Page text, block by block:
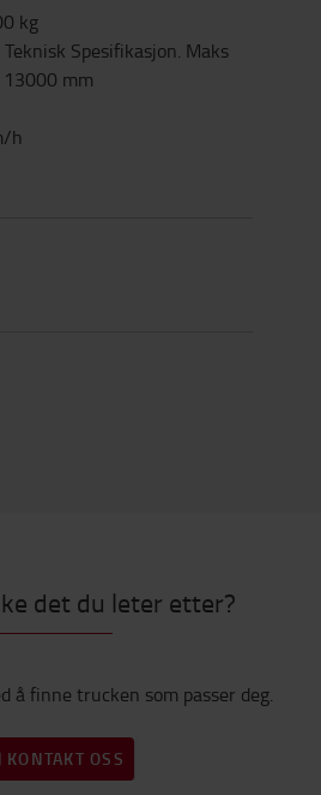
kg
Spesifikasjon. Maks
13000 mm
h
det du leter etter?
å finne trucken som passer deg.
KONTAKT OSS